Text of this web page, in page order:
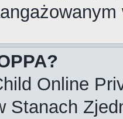
Online
Stanach